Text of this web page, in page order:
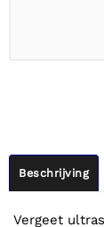
Beschrijving
Vergeet